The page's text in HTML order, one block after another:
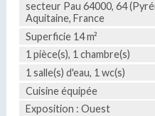
secteur Pau 64000, 64
Aquitaine, France
Superficie 14 m²
1 pièce(s), 1 chambre(s)
1 salle(s) d'eau, 1 wc(s)
Cuisine équipée
Exposition : Ouest